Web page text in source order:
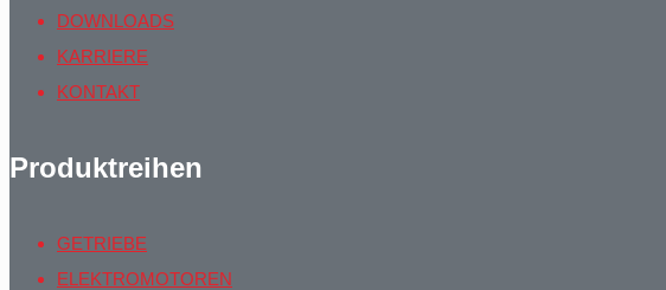
DOWNLOADS
KARRIERE
KONTAKT
Produktreihen
GETRIEBE
ELEKTROMOTOREN